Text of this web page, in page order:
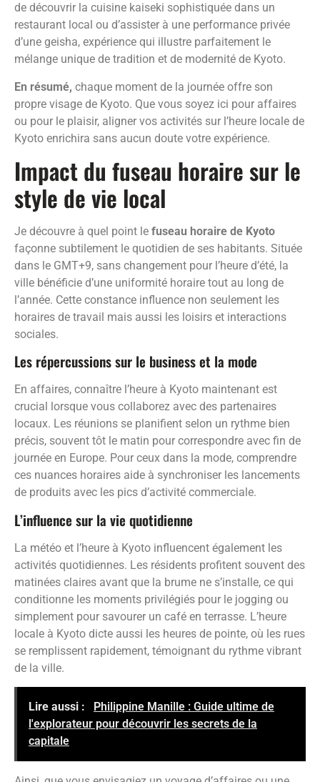
de découvrir la cuisine kaiseki sophistiquée dans un
restaurant local ou d’assister à une performance privée
d’une geisha, expérience qui illustre parfaitement le
mélange unique de tradition et de modernité de Kyoto.
En résumé, chaque moment de la journée offre son
propre visage de Kyoto. Que vous soyez ici pour affaires
ou pour le plaisir, aligner vos activités sur l’heure locale de
Kyoto enrichira sans aucun doute votre expérience.
Impact du fuseau horaire sur le
style de vie local
Je découvre à quel point le fuseau horaire de Kyoto
façonne subtilement le quotidien de ses habitants. Située
dans le GMT+9, sans changement pour l’heure d’été, la
ville bénéficie d’une uniformité horaire tout au long de
l’année. Cette constance influence non seulement les
horaires de travail mais aussi les loisirs et interactions
sociales.
Les répercussions sur le business et la mode
En affaires, connaître l’heure à Kyoto maintenant est
crucial lorsque vous collaborez avec des partenaires
locaux. Les réunions se planifient selon un rythme bien
précis, souvent tôt le matin pour correspondre avec fin de
journée en Europe. Pour ceux dans la mode, comprendre
ces nuances horaires aide à synchroniser les lancements
de produits avec les pics d’activité commerciale.
L’influence sur la vie quotidienne
La météo et l’heure à Kyoto influencent également les
activités quotidiennes. Les résidents profitent souvent des
matinées claires avant que la brume ne s’installe, ce qui
conditionne les moments privilégiés pour le jogging ou
simplement pour savourer un café en terrasse. L’heure
locale à Kyoto dicte aussi les heures de pointe, où les rues
se remplissent rapidement, témoignant du rythme vibrant
de la ville.
Lire aussi :
Philippine Manille : Guide ultime de
l'explorateur pour découvrir les secrets de la
capitale